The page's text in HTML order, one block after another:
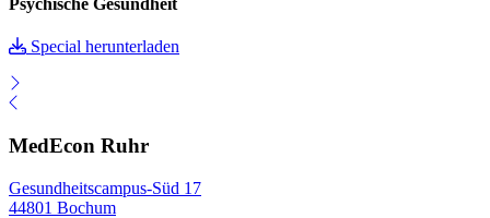
Psychische Gesundheit
Special herunterladen
MedEcon Ruhr
Gesundheitscampus-Süd 17
44801 Bochum